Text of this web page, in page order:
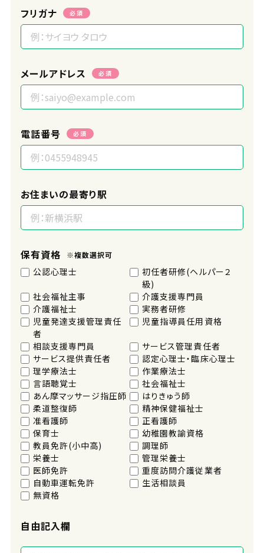
フリガナ 必須
メールアドレス 必須
電話番号 必須
お住まいの最寄り駅
保有資格 ※複数選択可
公認心理士
初任者研修(ヘルパー２
級)
社会福祉主事
介護支援専門員
介護福祉士
実務者研修
児童発達支援管理責任
者
児童指導員任用資格
相談支援専門員
サービス管理責任者
サービス提供責任者
認定心理士・臨床心理士
理学療法士
作業療法士
言語聴覚士
社会福祉士
あん摩マッサージ指圧師
はりきゅう師
柔道整復師
精神保健福祉士
准看護師
正看護師
保育士
幼稚園教諭資格
教員免許(小中高)
調理師
栄養士
管理栄養士
医師免許
重度訪問介護従業者
自動車運転免許
生活相談員
無資格
自由記入欄